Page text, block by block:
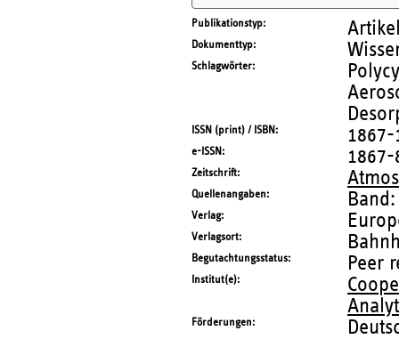
Publikationstyp
Dokumenttyp
Schlagwörter
ISSN (print) / ISBN 1867-
e-ISSN 1867-
Zeitschrift
Quellenangaben
Verlag
Verlagsort
Begutachtungsstatus Peer
Institut(e)
Förderungen